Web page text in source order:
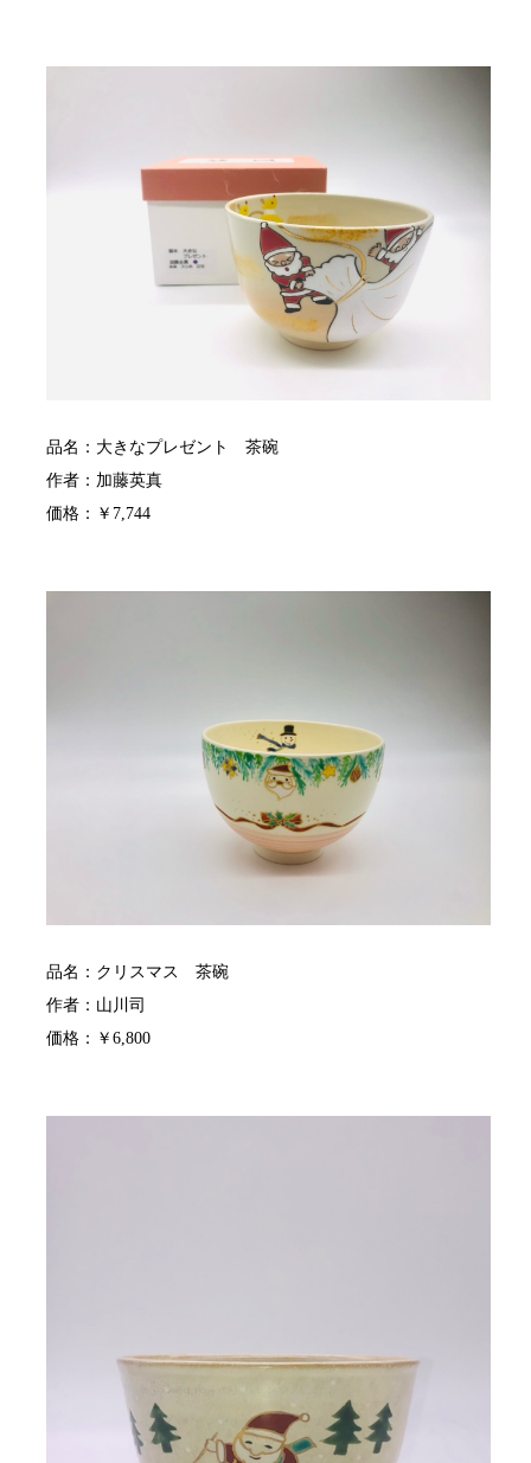
品名：大きなプレゼント 茶碗
作者：加藤英真
価格：￥7,744
品名：クリスマス 茶碗
作者：山川司
価格：￥6,800